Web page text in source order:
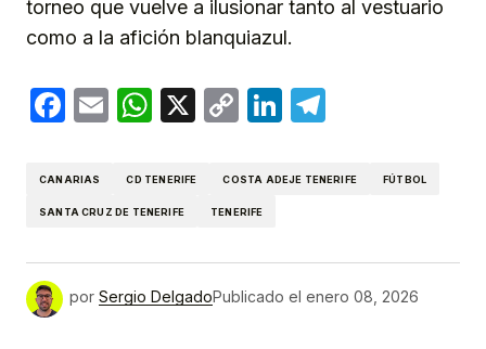
torneo que vuelve a ilusionar tanto al vestuario
como a la afición blanquiazul.
Facebook
EmailWhatsApp
X
CopyLinkedIn
CANARIAS CD TENERIFE COSTA ADEJE TENERIFE FÚTBOL
SANTA CRUZ DE TENERIFE TENERIFE
por Sergio DelgadoPublicado el enero 08, 2026